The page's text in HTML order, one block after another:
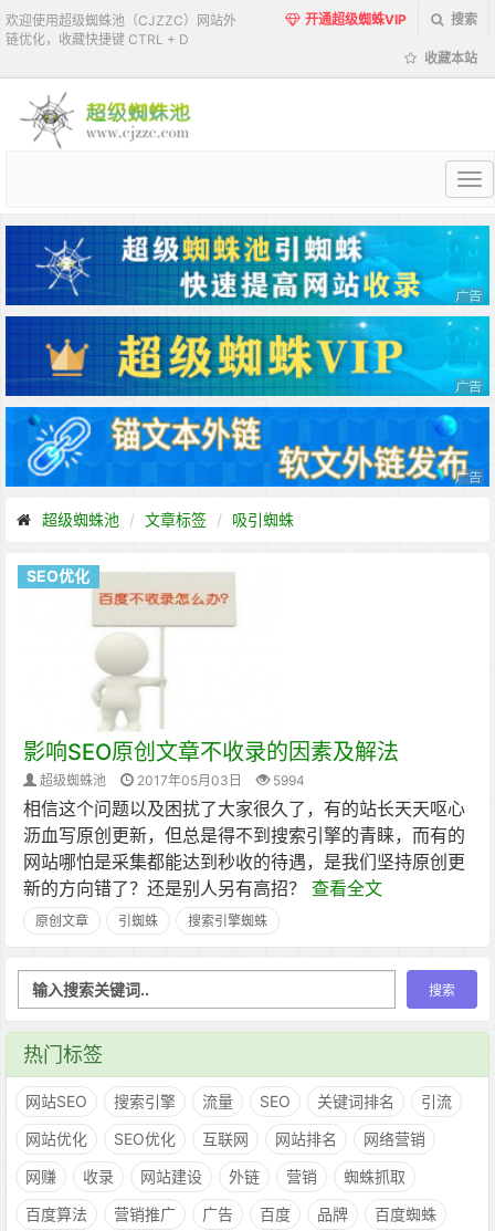
欢迎使用超级蜘蛛池（CJZZC）网站外
链优化，收藏快捷键 CTRL + D
开通超级蜘蛛VIP 搜索
收藏本站
超
蜘
蛛
池
超级蜘蛛池 文章标签 吸引蜘蛛
SEO优化
影响SEO原创文章不收录的因素及解法
超级蜘蛛池 2017年05月03日 5994
相信这个问题以及困扰了大家很久了，有的站长天天呕心
沥血写原创更新，但总是得不到搜索引擎的青睐，而有的
网站哪怕是采集都能达到秒收的待遇，是我们坚持原创更
新的方向错了？还是别人另有高招？ 查看全文
原创文章 引蜘蛛 搜索引擎蜘蛛
热门标签
网站SEO 搜索引擎 流量 SEO 关键词排名
引流
网站优化
SEO优化 互联网 网站排名
网络营销
网赚
收录 网站建设 外链 营销
蜘蛛抓取
百度算法
营销推广 广告 百度 品牌
百度蜘蛛